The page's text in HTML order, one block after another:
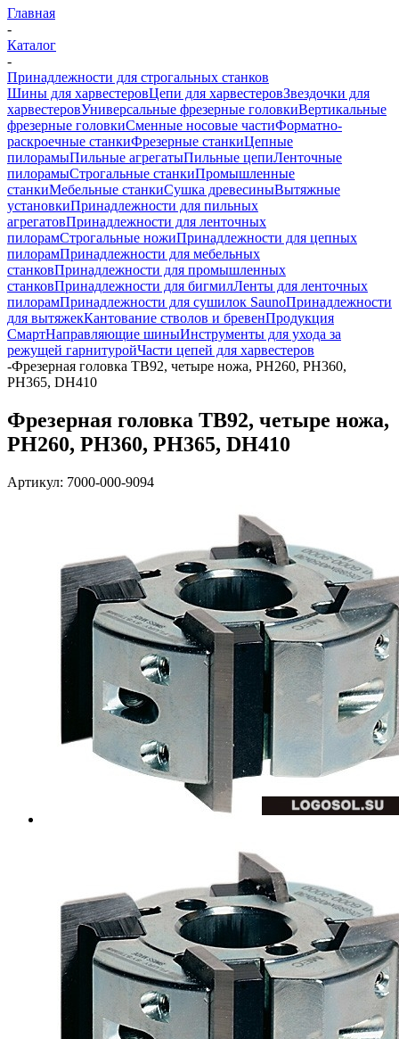
Главная
-
Каталог
-
Принадлежности для строгальных станков
Шины для харвестеровЦепи для харвестеровЗвездочки для
харвестеровУниверсальные фрезерные головкиВертикальные
фрезерные головкиСменные носовые частиФорматно-
раскроечные станкиФрезерные станкиЦепные
пилорамыПильные агрегатыПильные цепиЛенточные
пилорамыСтрогальные станкиПромышленные
станкиМебельные станкиСушка древесиныВытяжные
установкиПринадлежности для пильных
агрегатовПринадлежности для ленточных
пилорамСтрогальные ножиПринадлежности для цепных
пилорамПринадлежности для мебельных
станковПринадлежности для промышленных
станковПринадлежности для бигмилЛенты для ленточных
пилорамПринадлежности для сушилок SaunoПринадлежности
для вытяжекКантование стволов и бревенПродукция
СмартНаправляющие шиныИнструменты для ухода за
режущей гарнитуройЧасти цепей для харвестеров
-Фрезерная головка TB92, четыре ножа, PH260, PH360,
PH365, DH410
Фрезерная головка TB92, четыре ножа,
PH260, PH360, PH365, DH410
Артикул: 7000-000-9094